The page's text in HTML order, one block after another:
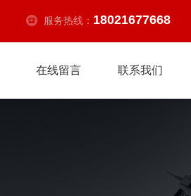
服务热线： 18021677668
在线留言 联系我们